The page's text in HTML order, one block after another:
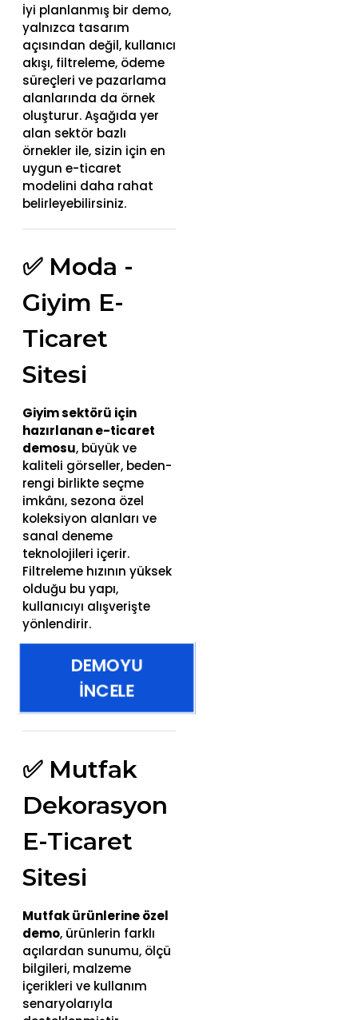
İyi planlanmış bir demo,
yalnızca tasarım
açısından değil, kullanıcı
akışı, filtreleme, ödeme
süreçleri ve pazarlama
alanlarında da örnek
oluşturur. Aşağıda yer
alan sektör bazlı
örnekler ile, sizin için en
uygun e-ticaret
modelini daha rahat
belirleyebilirsiniz.
✅ Moda -
Giyim E-
Ticaret
Sitesi
Giyim sektörü için
hazırlanan e-ticaret
demosu, büyük ve
kaliteli görseller, beden-
rengi birlikte seçme
imkânı, sezona özel
koleksiyon alanları ve
sanal deneme
teknolojileri içerir.
Filtreleme hızının yüksek
olduğu bu yapı,
kullanıcıyı alışverişte
yönlendirir.
DEMOYU
İNCELE
✅ Mutfak
Dekorasyon
E-Ticaret
Sitesi
Mutfak ürünlerine özel
demo, ürünlerin farklı
açılardan sunumu, ölçü
bilgileri, malzeme
içerikleri ve kullanım
senaryolarıyla